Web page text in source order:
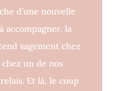
d’une nouvelle
accompagner, la
sagement chez
un de nos
Et là, le coup